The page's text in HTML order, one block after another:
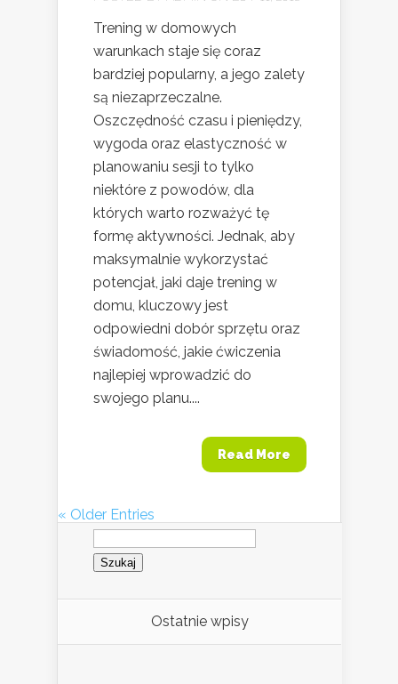
Trening w domowych
warunkach staje się coraz
bardziej popularny, a jego zalety
są niezaprzeczalne.
Oszczędność czasu i pieniędzy,
wygoda oraz elastyczność w
planowaniu sesji to tylko
niektóre z powodów, dla
których warto rozważyć tę
formę aktywności. Jednak, aby
maksymalnie wykorzystać
potencjał, jaki daje trening w
domu, kluczowy jest
odpowiedni dobór sprzętu oraz
świadomość, jakie ćwiczenia
najlepiej wprowadzić do
swojego planu....
Read More
« Older Entries
Szukaj:
Ostatnie wpisy